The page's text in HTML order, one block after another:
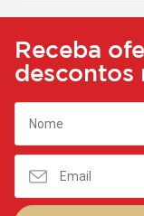
Receba
descontos